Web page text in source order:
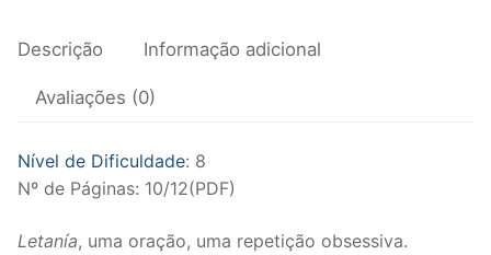
Tuba
Música de Câmara
Violino
Viola
Descrição Informação adicional
Avaliações (0)
Nível de Dificuldade: 8
Nº de Páginas: 10/12(PDF)
Letanía, uma oração, uma repetição obsessiva.